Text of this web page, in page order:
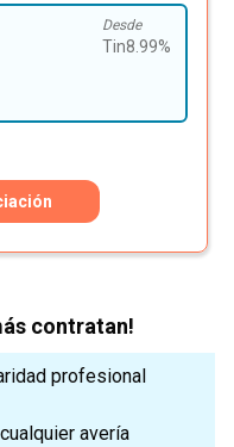
Desde
Tin8.99%
contratan!
profesional
avería